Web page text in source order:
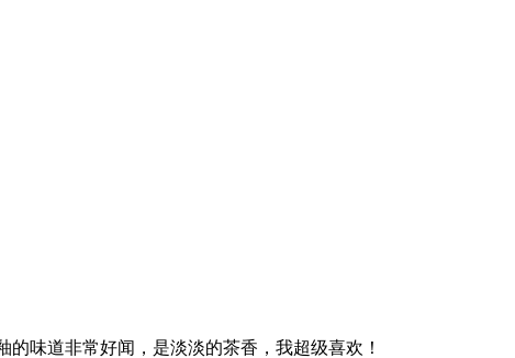
味道非常好闻，是淡淡的茶香，我超级喜欢！